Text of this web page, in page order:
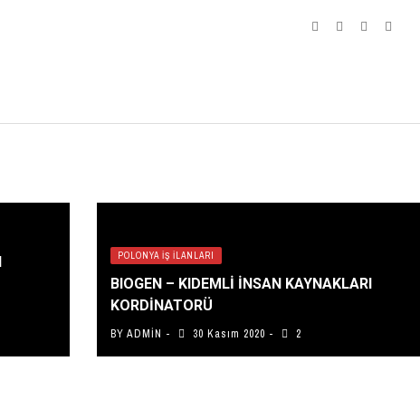
POLONYA İŞ İLANLARI
BIOGEN – KIDEMLİ İNSAN KAYNAKLARI
KORDİNATORÜ
BYADMIN 30 Kasım 2020 2